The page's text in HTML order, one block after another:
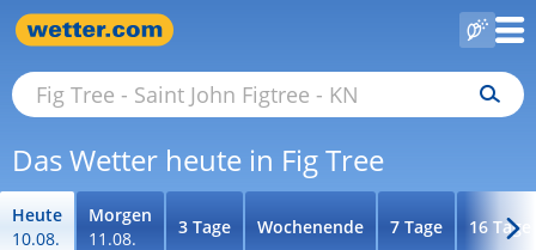
Das Wetter heute in Fig Tree
Heute
10.08.
Morgen
11.08.
3 Tage Wochenende 7 Tage 16 Tage